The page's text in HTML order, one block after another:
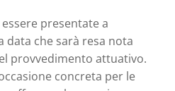
presentate a
che sarà resa nota
provvedimento attuativo.
concreta per le